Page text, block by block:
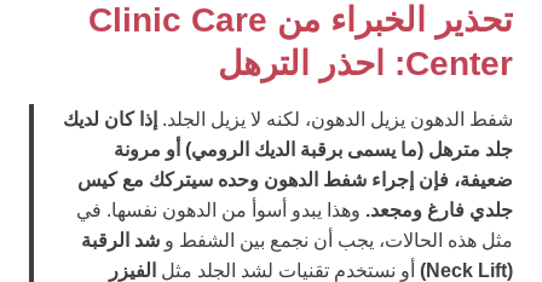
تحذير الخبراء من Clinic Care
Center: احذر الترهل
شفط الدهون يزيل الدهون، لكنه لا يزيل الجلد. إذا كان لديك
جلد مترهل (ما يسمى برقبة الديك الرومي) أو مرونة
ضعيفة، فإن إجراء شفط الدهون وحده سيتركك مع كيس
جلدي فارغ ومجعد. وهذا يبدو أسوأ من الدهون نفسها. في
مثل هذه الحالات، يجب أن نجمع بين الشفط و شد الرقبة
(Neck Lift)
أو نستخدم تقنيات لشد الجلد مثل الفيزر